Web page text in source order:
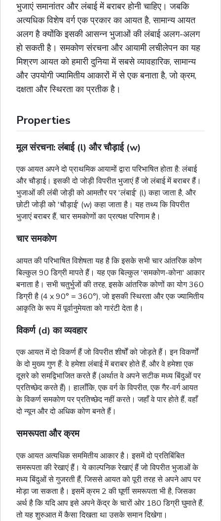
भुजाएं समानांतर और लंबाई में बराबर होनी चाहिए। जबकि
अत्यधिक विशेषवर्गएक प्रकार का आयत है, सामान्य आयत
अलग है क्योंकि इसकी आसन्न भुजाओं की लंबाई अलग-अलग
हो सकती है। समकोण संरचना और आयामी लचीलेपन का यह
मिश्रण आयत को हमारी दुनिया में सबसे व्यावहारिक, सामान्य
और उपयोगी ज्यामितीय आकारों में से एक बनाता है, जो क्रम,
दक्षता और स्थिरता का प्रतीक है।
Properties
मूल संरचना: लंबाई (l) और चौड़ाई (w)
एक आयत अपने दो प्राथमिक आयामों द्वारा परिभाषित होता है: लंबाई
और चौड़ाई। इसकी दो जोड़ी विपरीत भुजाएं हैं जो लंबाई में बराबर हैं।
भुजाओं की लंबी जोड़ी को आमतौर पर 'लंबाई' (l) कहा जाता है, और
छोटी जोड़ी को 'चौड़ाई' (w) कहा जाता है। यह तथ्य कि विपरीत
भुजाएं बराबर हैं, चार समकोणों का प्रत्यक्ष परिणाम है।
चार समकोण
आयत की परिभाषित विशेषता यह है कि इसके सभी चार आंतरिक कोण
बिल्कुल 90 डिग्री मापते हैं। यह एक बिल्कुल 'समकोण-कोना' आकार
बनाता है। सभी चतुर्भुजों की तरह, इसके आंतरिक कोणों का योग 360
डिग्री है (4 x 90° = 360°), जो इसकी स्थिरता और एक ज्यामितीय
आकृति के रूप में पूर्वानुमेयता को गारंटी देता है।
विकर्ण (d) का व्यवहार
एक आयत में दो विकर्ण हैं जो विपरीत शीर्षों को जोड़ते हैं। इन विकर्णों
के दो मुख्य गुण हैं: वे हमेशा लंबाई में बराबर होते हैं, और वे हमेशा एक
दूसरे को समद्विभाजित करते हैं (अर्थात वे अपने सटीक मध्य बिंदुओं पर
प्रतिच्छेद करते हैं)। हालाँकि, एकवर्गके विपरीत, एक गैर-वर्ग आयत
के विकर्ण समकोण पर प्रतिच्छेद नहीं करते। जहाँ वे पार होते हैं, वहाँ
दो न्यून और दो अधिक कोण बनते हैं।
समरूपता और क्रम
एक आयत अत्यधिक सममितीय आकार है। इसमें दो प्रतिबिंबित
समरूपता की रेखाएं हैं। ये काल्पनिक रेखाएं हैं जो विपरीत भुजाओं के
मध्य बिंदुओं से गुजरती हैं, जिससे आयत को पूरी तरह से अपने आप पर
मोड़ा जा सकता है। इसमें क्रम 2 की घूर्णी समरूपता भी है, जिसका
अर्थ है कि यदि आप इसे अपने केंद्र के चारों ओर 180 डिग्री घुमाते हैं,
तो यह शुरुआत में कैसा दिखता था उसके समान दिखेगा।